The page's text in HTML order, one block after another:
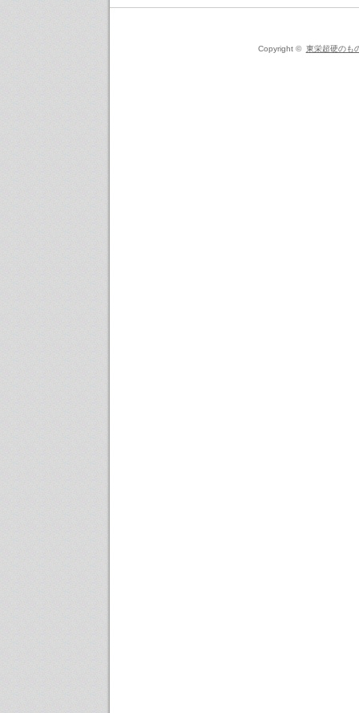
Copyright © 東栄超硬のも